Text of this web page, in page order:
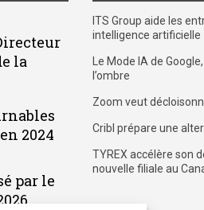
la
2024
par le
ITS Group aide les
intelligence artificielle
Le Mode IA de
l’ombre
Zoom veut
Cribl prépare une
TYREX accélère son
nouvelle filiale au